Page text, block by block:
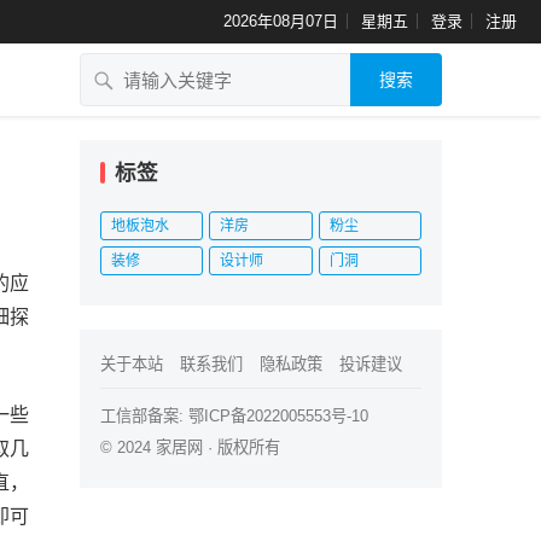
2026年08月07日 星期五 登录 注册
搜索
应
探
些
几
可
标签
地板泡水 洋房 粉尘
装修 设计师 门洞
关于本站 联系我们 隐私政策 投诉建议
工信部备案: 鄂ICP备2022005553号-10
© 2024 家居网 · 版权所有